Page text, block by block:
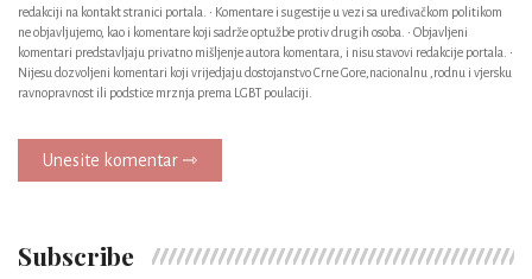
redakciji na kontakt stranici portala. • Komentare i sugestije u vezi sa uređivačkom politikom
ne objavljujemo, kao i komentare koji sadrže optužbe protiv drugih osoba. • Objavljeni
komentari predstavljaju privatno mišljenje autora komentara, i nisu stavovi redakcije portala. •
Nijesu dozvoljeni komentari koji vrijedjaju dostojanstvo Crne Gore,nacionalnu ,rodnu i vjersku
ravnopravnost ili podstice mrznja prema LGBT poulaciji.
Unesite komentar ⇾
Subscribe